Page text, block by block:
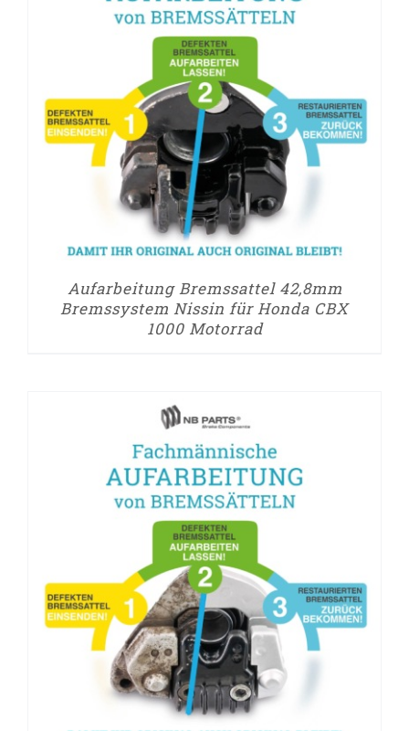
Aufarbeitung Bremssattel 42,8mm
Bremssystem Nissin für Honda CBX
1000 Motorrad